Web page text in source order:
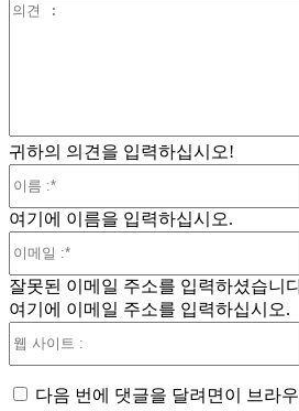
귀하의 의견을 입력하십시오!
여기에 이름을 입력하십시오.
잘못된 이메일 주소를 입력하셨습니
여기에 이메일 주소를 입력하십시오.
다음 번에 댓글을 달려면이 브라